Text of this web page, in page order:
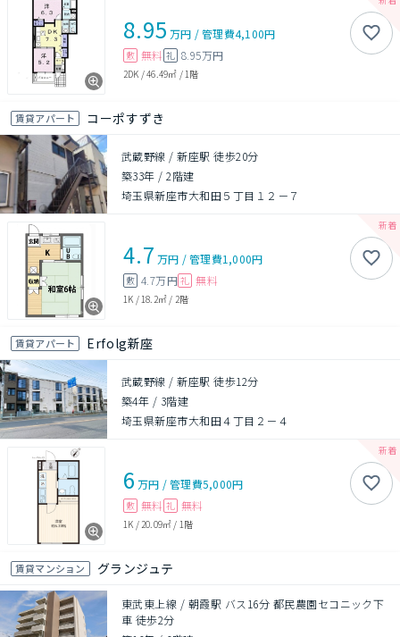
8.95 万円 /管理費4,100円
敷 無料 礼 8.95万円
2DK /46.49㎡ / 1階
賃貸アパート コーポすずき
武蔵野線 / 新座駅 徒歩20分
築33年 /2階建
埼玉県新座市大和田５丁目１２－７
4.7 万円 /管理費1,000円
敷 4.7万円 礼 無料
1K / 18.2㎡ / 2階
賃貸アパート Erfolg新座
武蔵野線 / 新座駅 徒歩12分
築4年 / 3階建
埼玉県新座市大和田４丁目２－４
6 万円 /管理費5,000円
敷 無料 礼 無料
1K / 20.09㎡ / 1階
賃貸マンション グランジュテ
東武東上線 / 朝霞駅 バス16分 都民農園セコニック下
車 徒歩2分